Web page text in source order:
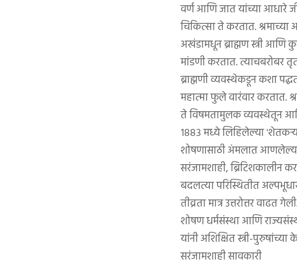
वर्ण आणि जात यांच्या आधारे
चिकित्सा ते करतात.
अखंडामधून ब्राह्मण स्त्री आणि
मांडणी करतात. त्याचबरोबर
ब्राह्मणी व्यवस्थेकडून कशा
महात्मा फुले वारंवार करतात.
ते विषमतामुलक व्यवस्थेतून
१८८३ मध्ये लिहिलेल्या
शोषणासाठी अंमलात आणलेल्या
सरंजामशाही, ब्रिटिशकालीन
बदलत्या परिस्थितीत
तीव्रता मात्र उत्तरोत्तर
शोषण धर्मसंस्था आणि
यांनी अशिक्षित स्त्री-
सरंजामशाही सावकारी